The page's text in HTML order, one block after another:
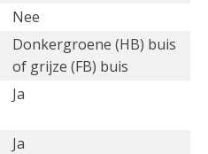
Nee
Donkergroene (HB) buis
of grijze (FB) buis
Ja
Ja